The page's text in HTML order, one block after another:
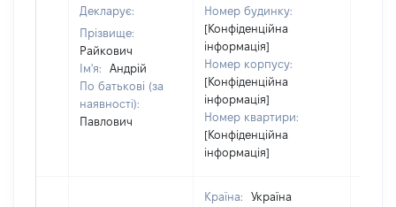
Декларує:
Прізвище:
Райкович
Ім'я:
Андрій
По батькові (за
наявності):
Павлович
Номер будинку:
[Конфіденційна
інформація]
Номер корпусу:
[Конфіденційна
інформація]
Номер квартири:
[Конфіденційна
інформація]
Країна:
Україна